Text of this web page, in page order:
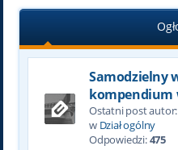
Samodzielny
kompendium
Ostatni post autor:
w Dział ogólny
Odpowiedzi:475